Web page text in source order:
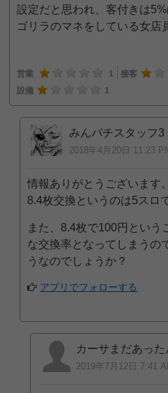
設定だと思われ、客付きは
ゴリラのマネをしている女店
営業 1 接客
設備
1
みんパチスタッフ3
2018年4月20日 11:23
情報ありがとうございます。
8.4枚交換というのは5スロ
また、8.4枚で100円という
な交換率となってしまうの
うなのでしょうか？
アプリでフォローする
カーサまだあった
2019年7月12日 7:41